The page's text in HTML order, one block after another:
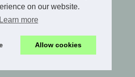
on our website.
Learn more
Allow cookies